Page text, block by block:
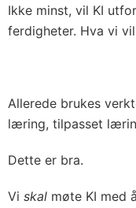
Ikke minst, vil KI
ferdigheter. Hva vi
Allerede brukes
læring, tilpasset
Dette er bra.
Vi skal møte KI med